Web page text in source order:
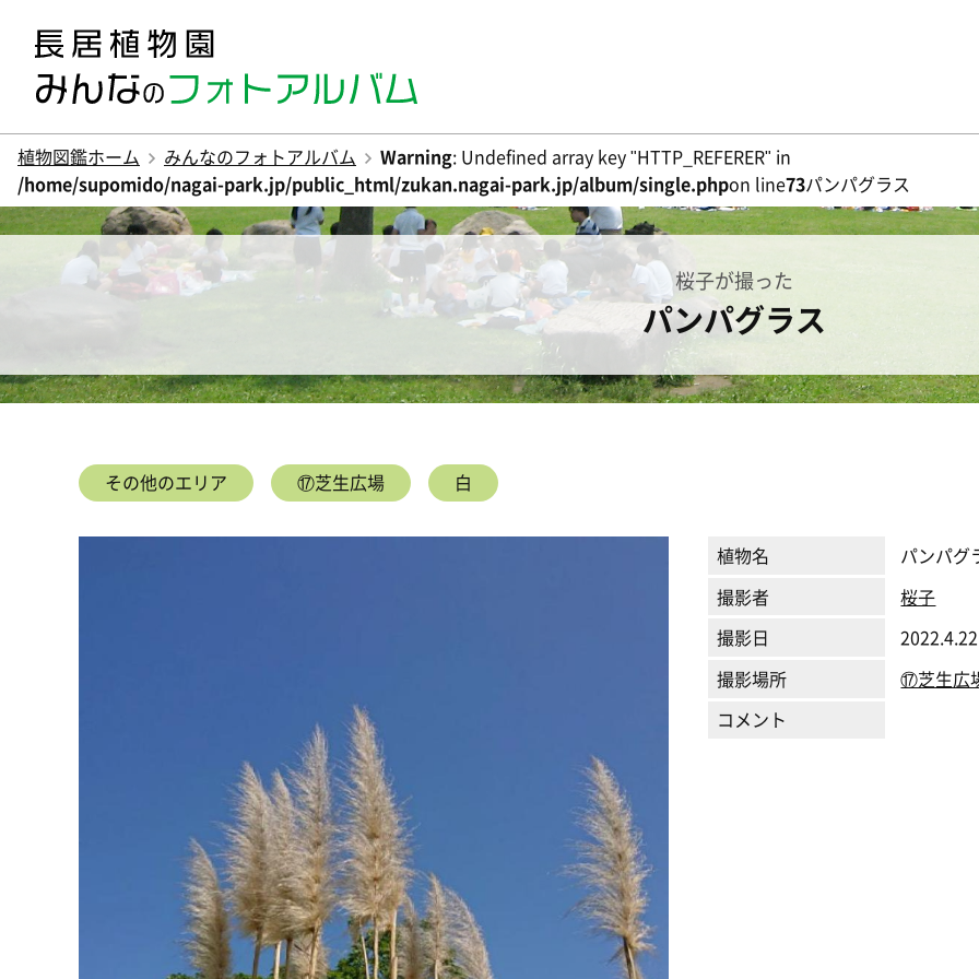
植物図鑑ホーム みんなのフォトアルバム Warning: Undefined array key "HTTP_REFERER" in
/home/supomido/nagai-park.jp/public_html/zukan.nagai-park.jp/album/single.phpon line73パンパグラス
桜子が撮った
パンパグラス
その他のエリア ⑰芝生広場 白
植物名
パンパグ
撮影者
桜子
撮影日
2022.4.22
撮影場所
⑰芝生広
コメント